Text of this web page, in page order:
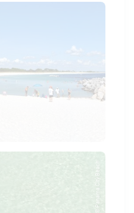
© Panama City Beach